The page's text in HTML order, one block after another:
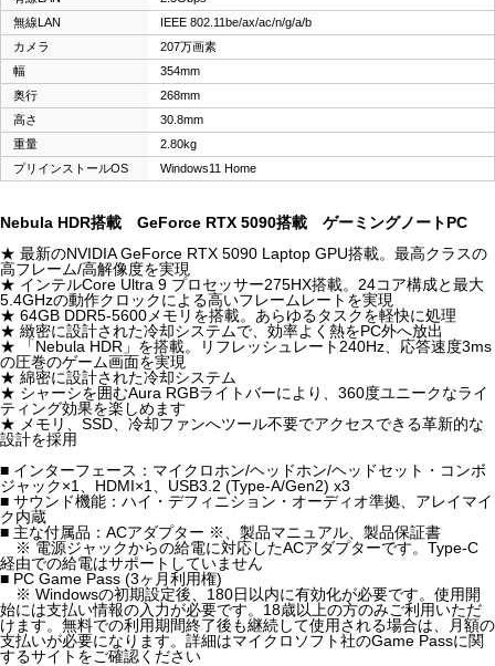
無線LAN
IEEE 802.11be/ax/ac/n/g/a/b
カメラ
207万画素
幅
354mm
奥行
268mm
高さ
30.8mm
重量
2.80kg
プリインストールOS
Windows11 Home
Nebula HDR搭載 GeForce RTX 5090搭載 ゲーミングノートPC
★ 最新のNVIDIA GeForce RTX 5090 Laptop GPU搭載。最高クラスの
高フレーム/高解像度を実現
★ インテルCore Ultra 9 プロセッサー275HX搭載。24コア構成と最大
5.4GHzの動作クロックによる高いフレームレートを実現
★ 64GB DDR5-5600メモリを搭載。あらゆるタスクを軽快に処理
★ 緻密に設計された冷却システムで、効率よく熱をPC外へ放出
★ 「Nebula HDR」を搭載。リフレッシュレート240Hz、応答速度3ms
の圧巻のゲーム画面を実現
★ 綿密に設計された冷却システム
★ シャーシを囲むAura RGBライトバーにより、360度ユニークなライ
ティング効果を楽しめます
★ メモリ、SSD、冷却ファンへツール不要でアクセスできる革新的な
設計を採用
■ インターフェース：マイクロホン/ヘッドホン/ヘッドセット・コンボ
ジャック×1、HDMI×1、USB3.2 (Type-A/Gen2) x3
■ サウンド機能：ハイ・デフィニション・オーディオ準拠、アレイマイ
ク内蔵
■ 主な付属品：ACアダプター ※、製品マニュアル、製品保証書
※ 電源ジャックからの給電に対応したACアダプターです。Type-C
経由での給電はサポートしていません
■ PC Game Pass (3ヶ月利用権)
※ Windowsの初期設定後、180日以内に有効化が必要です。使用開
始には支払い情報の入力が必要です。18歳以上の方のみご利用いただ
けます。無料での利用期間終了後も継続して使用される場合は、月額の
支払いが必要になります。詳細はマイクロソフト社のGame Passに関
するサイトをご確認ください